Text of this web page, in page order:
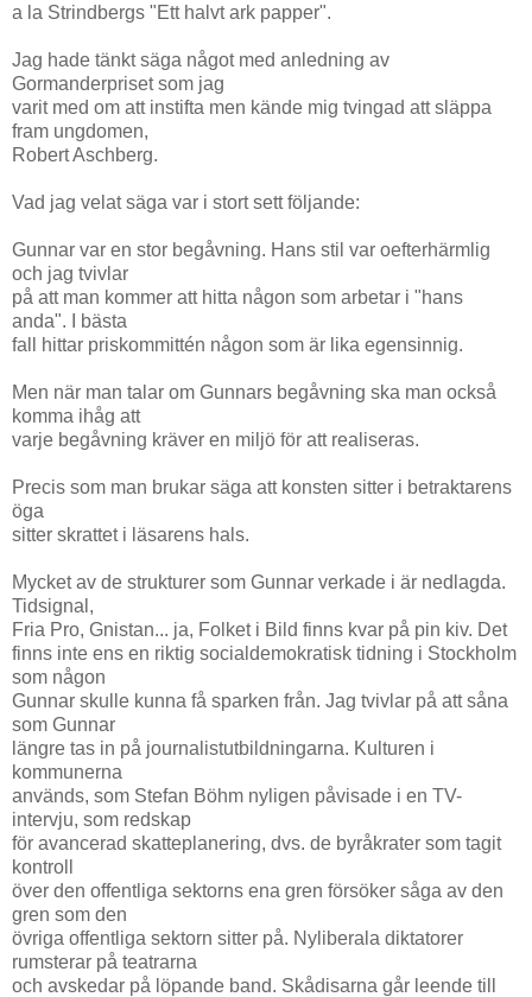
a la Strindbergs "Ett halvt ark papper".
Jag hade tänkt säga något med anledning av
Gormanderpriset som jag
varit med om att instifta men kände mig tvingad att släppa
fram ungdomen,
Robert Aschberg.
Vad jag velat säga var i stort sett följande:
Gunnar var en stor begåvning. Hans stil var oefterhärmlig
och jag tvivlar
på att man kommer att hitta någon som arbetar i "hans
anda". I bästa
fall hittar priskommittén någon som är lika egensinnig.
Men när man talar om Gunnars begåvning ska man också
komma ihåg att
varje begåvning kräver en miljö för att realiseras.
Precis som man brukar säga att konsten sitter i betraktarens
öga
sitter skrattet i läsarens hals.
Mycket av de strukturer som Gunnar verkade i är nedlagda.
Tidsignal,
Fria Pro, Gnistan... ja, Folket i Bild finns kvar på pin kiv. Det
finns inte ens en riktig socialdemokratisk tidning i Stockholm
som någon
Gunnar skulle kunna få sparken från. Jag tvivlar på att såna
som Gunnar
längre tas in på journalistutbildningarna. Kulturen i
kommunerna
används, som Stefan Böhm nyligen påvisade i en TV-
intervju, som redskap
för avancerad skatteplanering, dvs. de byråkrater som tagit
kontroll
över den offentliga sektorns ena gren försöker såga av den
gren som den
övriga offentliga sektorn sitter på. Nyliberala diktatorer
rumsterar på teatrarna
och avskedar på löpande band. Skådisarna går leende till